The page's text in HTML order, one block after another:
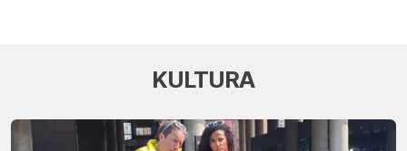
KULTURA